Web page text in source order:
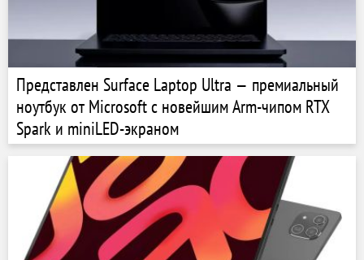
Представлен Surface Laptop Ultra — премиальный
ноутбук от Microsoft с новейшим Arm-чипом RTX
Spark и miniLED-экраном